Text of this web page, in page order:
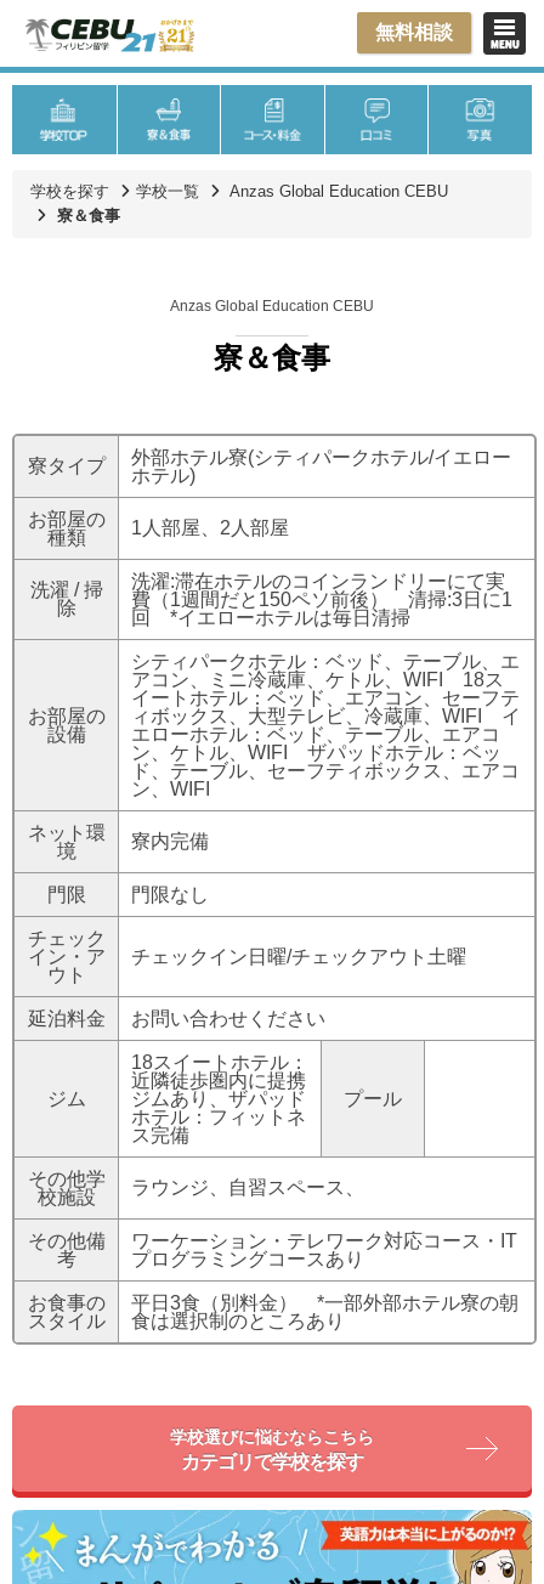
無料相談
学校を探す 学校一覧
Anzas Global Education CEBU
寮＆食事
Anzas Global Education CEBU
寮＆食事
寮タイプ
外部ホテル寮(シティパークホテル/イエロー
ホテル)
お部屋の
種類
1人部屋、2人部屋
洗濯 / 掃
除
洗濯:滞在ホテルのコインランドリーにて実
費（1週間だと150ペソ前後） 清掃:3日に1
回 *イエローホテルは毎日清掃
お部屋の
設備
シティパークホテル：ベッド、テーブル、エ
アコン、ミニ冷蔵庫、ケトル、WIFI 18ス
イートホテル：ベッド、エアコン、セーフテ
ィボックス、大型テレビ、冷蔵庫、WIFI イ
エローホテル：ベッド、テーブル、エアコ
ン、ケトル、WIFI ザパッドホテル：ベッ
ド、テーブル、セーフティボックス、エアコ
ン、WIFI
ネット環
境
寮内完備
門限 門限なし
チェック
イン・ア
ウト
チェックイン日曜/チェックアウト土曜
延泊料金 お問い合わせください
ジム
18スイートホテル：
近隣徒歩圏内に提携
ジムあり、ザパッド
ホテル：フィットネ
ス完備
プール
その他学
校施設
ラウンジ、自習スペース、
その他備
考
ワーケーション・テレワーク対応コース・IT
プログラミングコースあり
お食事の
スタイル
平日3食（別料金） *一部外部ホテル寮の朝
食は選択制のところあり
学校選びに悩むならこちら
カテゴリで学校を探す